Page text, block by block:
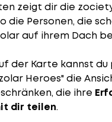
zeigt dir die
die Personen, die
auf ihrem Dach
der Karte kannst du
Heroes" die
die ihre
dir teilen.